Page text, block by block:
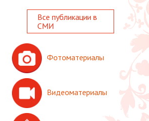
Все публикации в
СМИ
Фотоматериалы
Видеоматериалы